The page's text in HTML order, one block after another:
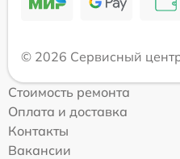
© 2026 Сервисный
Стоимость ремонта
Оплата и доставка
Контакты
Вакансии